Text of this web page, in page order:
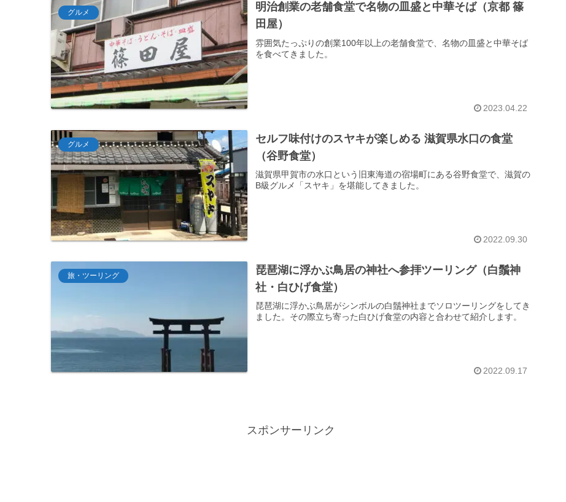
グルメ
明治創業の老舗食堂で名物の皿盛と中華そば（京都 篠
田屋）
雰囲気たっぷりの創業100年以上の老舗食堂で、名物の皿盛と中華そば
を食べてきました。
2023.04.22
グルメ
セルフ味付けのスヤキが楽しめる 滋賀県水口の食堂
（谷野食堂）
滋賀県甲賀市の水口という旧東海道の宿場町にある谷野食堂で、滋賀の
B級グルメ「スヤキ」を堪能してきました。
2022.09.30
旅・ツーリング
琵琶湖に浮かぶ鳥居の神社へ参拝ツーリング（白鬚神
社・白ひげ食堂）
琵琶湖に浮かぶ鳥居がシンボルの白鬚神社までソロツーリングをしてき
ました。その際立ち寄った白ひげ食堂の内容と合わせて紹介します。
2022.09.17
スポンサーリンク